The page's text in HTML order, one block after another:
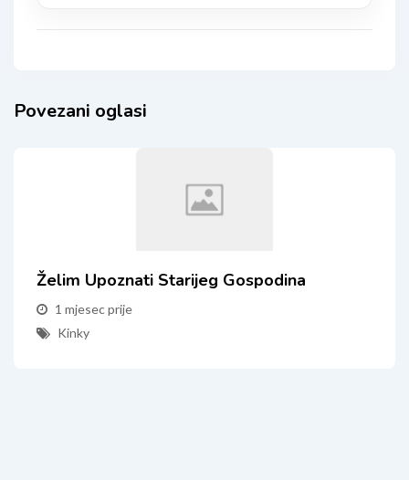
Povezani oglasi
Želim Upoznati Starijeg Gospodina
1 mjesec prije
Kinky